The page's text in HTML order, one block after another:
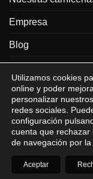
Empresa
Blog
Copyright 2026 ©
Utilizamos cookies
online y poder
personalizar
redes sociales.
configuración
cuenta que rechazar
de navegación por la
Aceptar